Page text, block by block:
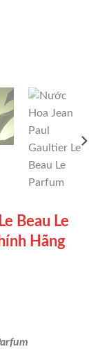
Beau Le
Hãng